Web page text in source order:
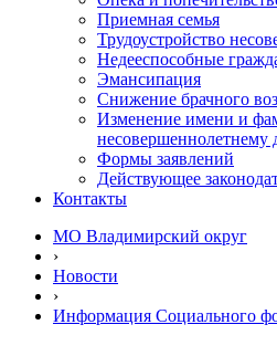
Приемная семья
Трудоустройство
Недееспособные
Эмансипация
Снижение брачного
Изменение имени и
несовершеннолетнему
Формы заявлений
Действующее
Контакты
МО Владимирский округ
›
Новости
›
Информация Социального